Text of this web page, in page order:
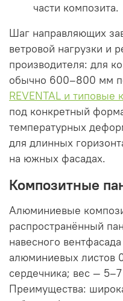
части композита.
Шаг направляющих
ветровой нагрузки и
производителя: для
обычно 600–800 мм
REVENTAL и типовые
под конкретный
температурных
для длинных
на южных фасадах.
Композитные
Алюминиевые
распространённый
навесного
алюминиевых листов
сердечника; вес —
Преимущества: